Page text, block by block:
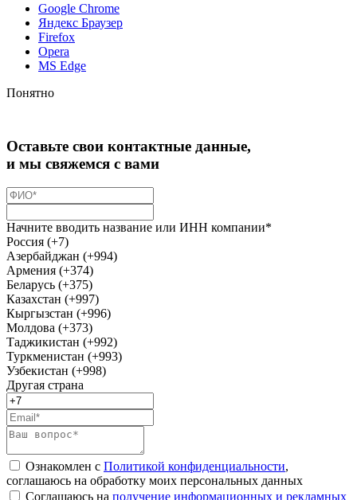
Google Chrome
Яндекс Браузер
Firefox
Opera
MS Edge
Понятно
Оставьте свои контактные данные,
и мы свяжемся с вами
Начните вводить название или ИНН компании*
Россия (+7)
Азербайджан (+994)
Армения (+374)
Беларусь (+375)
Казахстан (+997)
Кыргызстан (+996)
Молдова (+373)
Таджикистан (+992)
Туркменистан (+993)
Узбекистан (+998)
Другая страна
Ознакомлен с Политикой конфиденциальности,
соглашаюсь на обработку моих персональных данных
Соглашаюсь на получение информационных и рекламных